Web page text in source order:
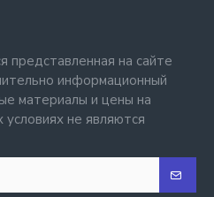
представленная на сайте
информационный
материалы и цены на
условиях не являются